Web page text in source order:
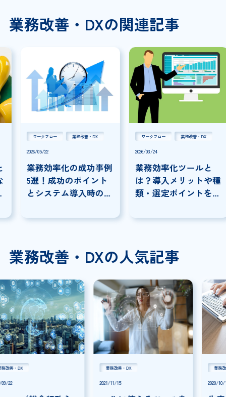
業務改善・DXの関連記事
ワークフロー 業務改善・DX
2026/05/22
業務効率化の成功事例
5選！成功のポイント
とシステム導入時の注
ワークフロー 業務改善・DX
2026/03/24
業務効率化ツールと
は？導入メリットや種
類・選定ポイントを解
業務改善・DXの人気記事
業務改善・DX 業務改善・DX